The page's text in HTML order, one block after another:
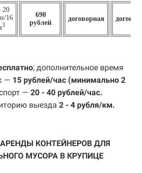
20
16
3
690
рублей
договорная
; дополнительное время
— 15 рублей/час (минимально 2
— 20 - 40 рублей/час.
выезда 2 - 4 рубля/км.
КОНТЕЙНЕРОВ ДЛЯ
МУСОРА В КРУПИЦЕ